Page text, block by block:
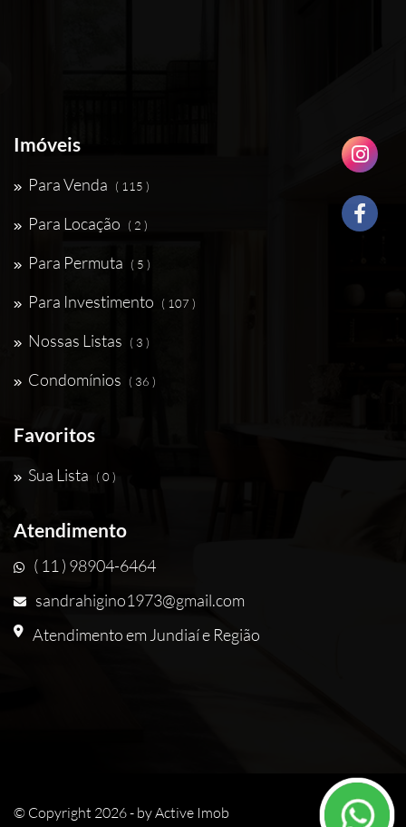
Imóveis
Para Venda ( 115 )
Para Locação ( 2 )
Para Permuta ( 5 )
Para Investimento ( 107 )
Nossas Listas ( 3 )
Condomínios ( 36 )
Favoritos
Sua Lista ( 0 )
Atendimento
( 11 ) 98904-6464
sandrahigino1973@gmail.com
Atendimento em Jundiaí e Região
© Copyright 2026 - byActive Imob